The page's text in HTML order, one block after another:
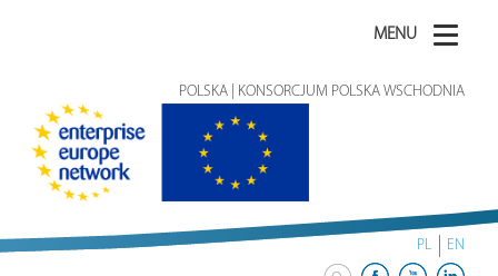
MENU
POLSKA | KONSORCJUM POLSKA WSCHODNIA
PL EN